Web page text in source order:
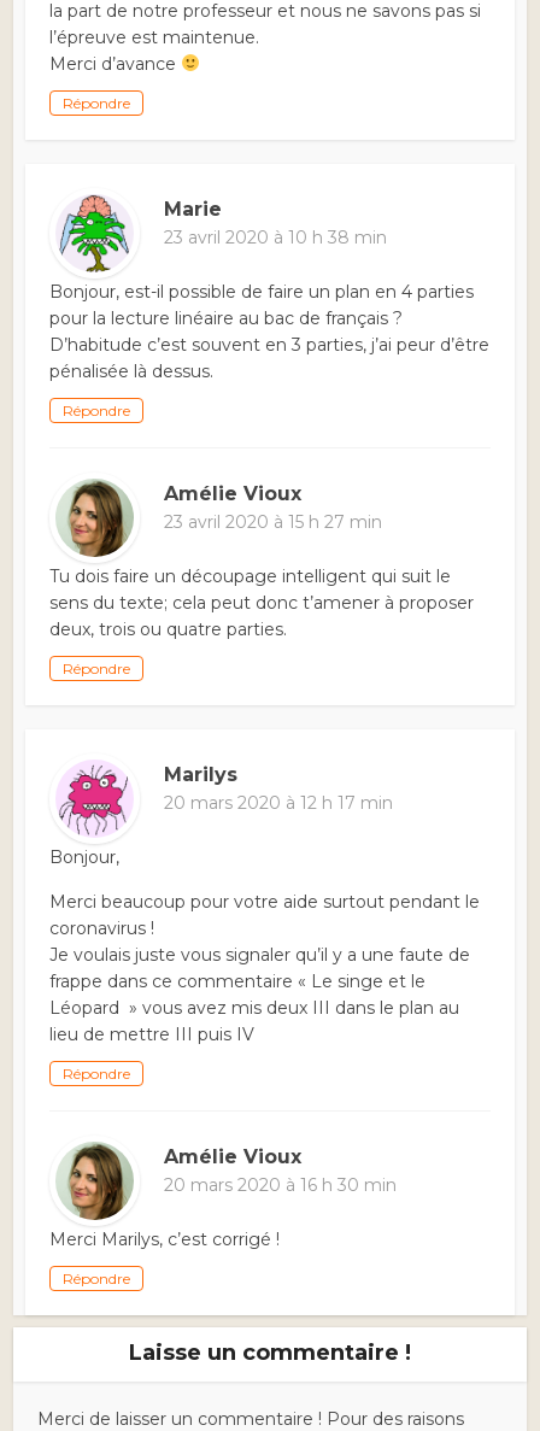
la part de notre professeur et nous ne savons pas si
l’épreuve est maintenue.
Merci d’avance
Répondre
Marie
23 avril 2020 à 10 h 38 min
Bonjour, est-il possible de faire un plan en 4 parties
pour la lecture linéaire au bac de français ?
D’habitude c’est souvent en 3 parties, j’ai peur d’être
pénalisée là dessus.
Répondre
Amélie Vioux
23 avril 2020 à 15 h 27 min
Tu dois faire un découpage intelligent qui suit le
sens du texte; cela peut donc t’amener à proposer
deux, trois ou quatre parties.
Répondre
Marilys
20 mars 2020 à 12 h 17 min
Bonjour,
Merci beaucoup pour votre aide surtout pendant le
coronavirus !
Je voulais juste vous signaler qu’il y a une faute de
frappe dans ce commentaire « Le singe et le
Léopard » vous avez mis deux III dans le plan au
lieu de mettre III puis IV
Répondre
Amélie Vioux
20 mars 2020 à 16 h 30 min
Merci Marilys, c’est corrigé !
Répondre
Laisse un commentaire !
Merci de laisser un commentaire ! Pour des raisons